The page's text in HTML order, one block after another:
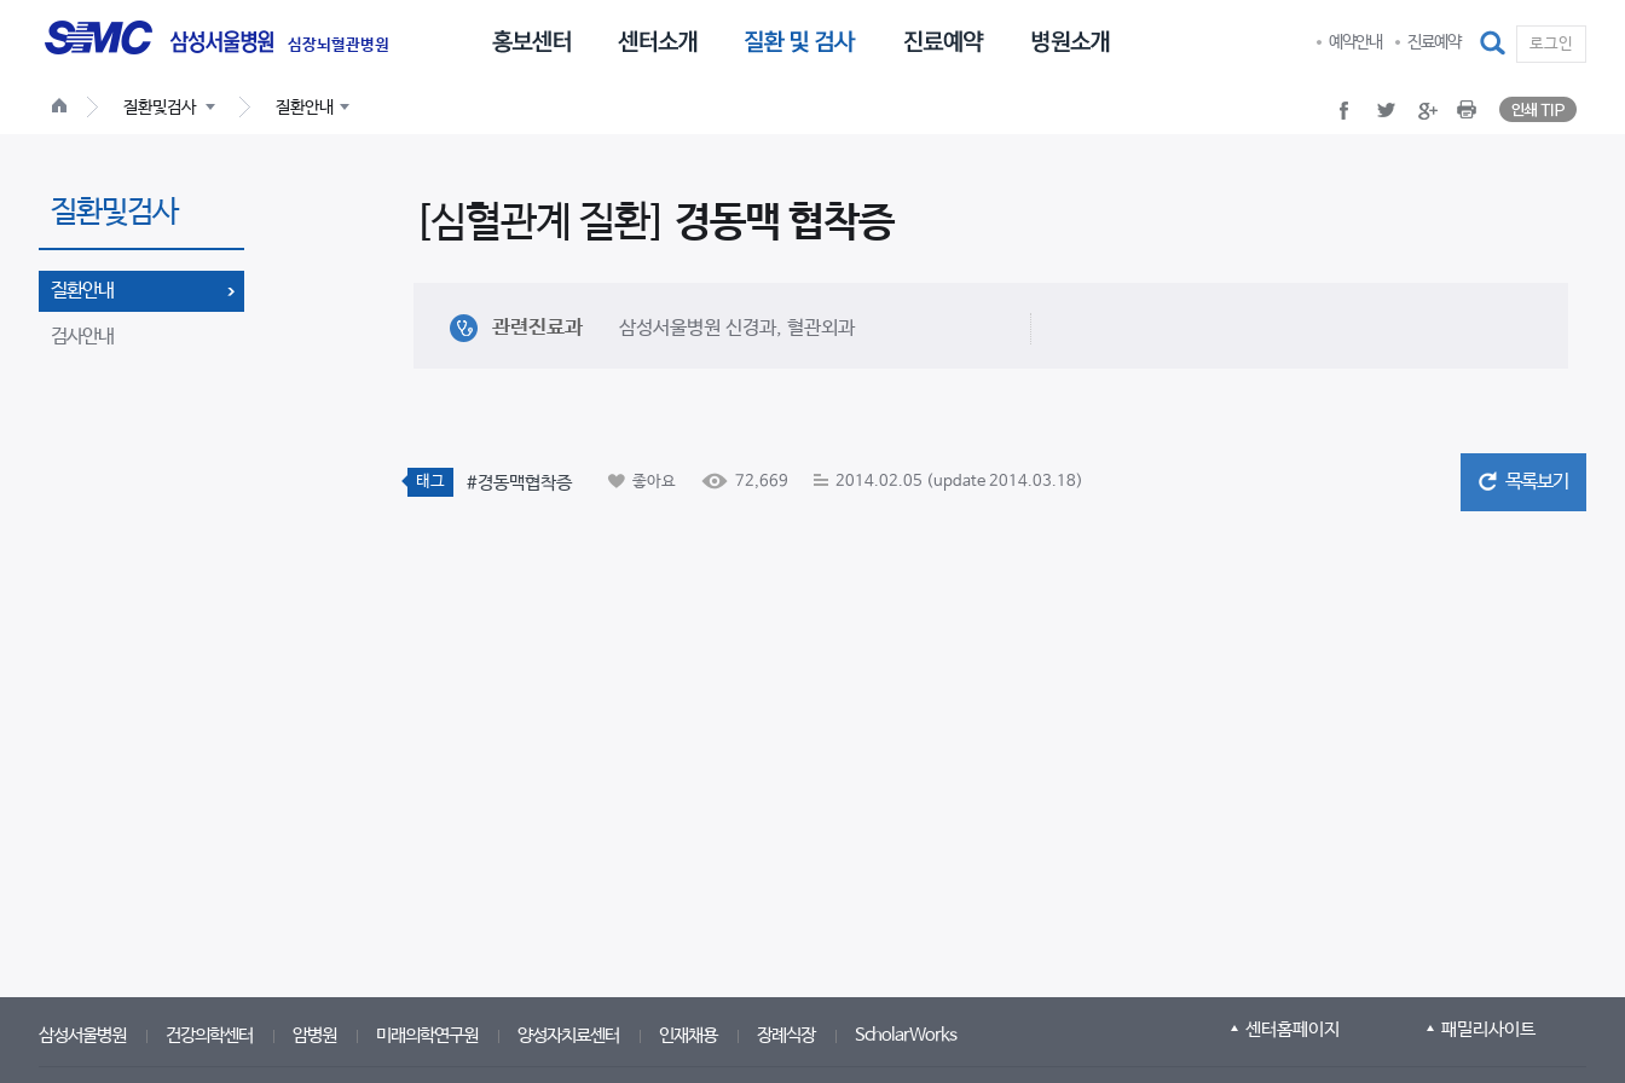
심장뇌혈관병원 로그인
검색
예약안내 진료예약
질환및검사 질환안내 Print
facebook
twitter google plus
질환및검사
질환안내
검사안내
[심혈관계 질환] 경동맥 협착증
관련진료과 삼성서울병원 신경과, 혈관외과
태그 #경동맥협착증 좋아요 72,669 2014.02.05 (update 2014.03.18) 목록보기
삼성서울병원 건강의학센터 암병원 미래의학연구원 양성자치료센터 인재채용 장례식장 ScholarWorks 센터홈페이지 패밀리사이트